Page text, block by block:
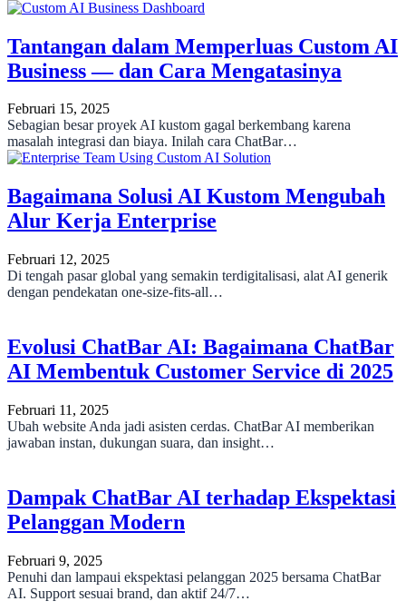
Tantangan dalam Memperluas Custom AI
Business — dan Cara Mengatasinya
Februari 15, 2025
Sebagian besar proyek AI kustom gagal berkembang karena
masalah integrasi dan biaya. Inilah cara ChatBar…
Bagaimana Solusi AI Kustom Mengubah
Alur Kerja Enterprise
Februari 12, 2025
Di tengah pasar global yang semakin terdigitalisasi, alat AI generik
dengan pendekatan one-size-fits-all…
Evolusi ChatBar AI: Bagaimana ChatBar
AI Membentuk Customer Service di 2025
Februari 11, 2025
Ubah website Anda jadi asisten cerdas. ChatBar AI memberikan
jawaban instan, dukungan suara, dan insight…
Dampak ChatBar AI terhadap Ekspektasi
Pelanggan Modern
Februari 9, 2025
Penuhi dan lampaui ekspektasi pelanggan 2025 bersama ChatBar
AI. Support sesuai brand, dan aktif 24/7…